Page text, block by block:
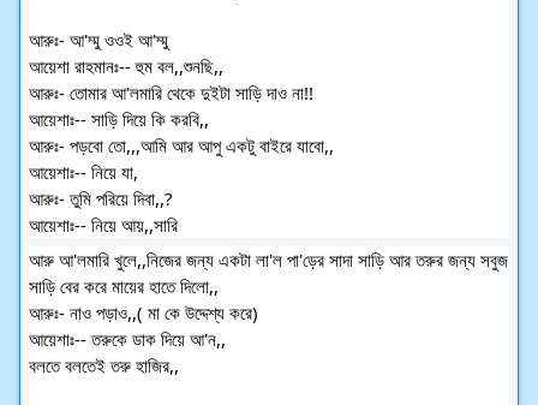
আরুঃ- আ'ম্মু ওওই আ'ম্মু
আয়েশা রাহমানঃ-- হুম বল,,শুনছি,,
আরুঃ- তোমার আ'লমারি থেকে দুইটা সাড়ি দাও না!!
আয়েশাঃ-- সাড়ি দিয়ে কি করবি,,
আরুঃ- পড়বো তো,,,আমি আর আপু একটু বাইরে যাবো,,
আয়েশাঃ-- নিয়ে যা,
আরুঃ- তুমি পরিয়ে দিবা,,?
আয়েশাঃ-- নিয়ে আয়,,সারি
আরু আ'লমারি খুলে,,নিজের জন্য একটা লা'ল পা'ড়ের সাদা সাড়ি আর তরুর জন্য সবুজ
সাড়ি বের করে মায়ের হাতে দিলো,,
আরুঃ- নাও পড়াও,,( মা কে উদ্দেশ্য করে)
আয়েশাঃ-- তরুকে ডাক দিয়ে আ'ন,,
বলতে বলতেই তরু হাজির,,